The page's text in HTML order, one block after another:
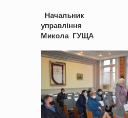
Начальник
Микола ГУЩА